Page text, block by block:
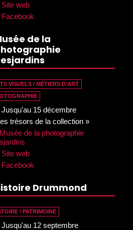
Site web
Facebook
de la
VISUELS / MÉTIERS D’ART
Jusqu'au 15 décembre
trésors de la collection »
Musée de la photographie
Site web
Facebook
Drummond
/ PATRIMOINE
Jusqu'au 12 septembre